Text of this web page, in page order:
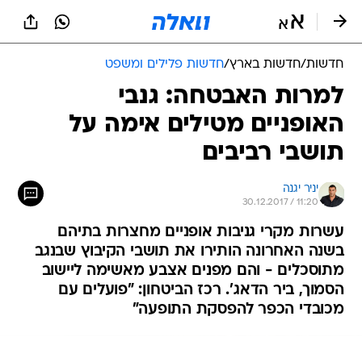
חדשות/חדשות בארץ/חדשות פלילים ומשפט
למרות האבטחה: גנבי
האופניים מטילים אימה על
תושבי רביבים
יניר יגנה
30.12.2017 / 11:20
עשרות מקרי גניבות אופניים מחצרות בתיהם
בשנה האחרונה הותירו את תושבי הקיבוץ שבנגב
מתוסכלים - והם מפנים אצבע מאשימה ליישוב
הסמוך, ביר הדאג'. רכז הביטחון: "פועלים עם
מכובדי הכפר להפסקת התופעה"